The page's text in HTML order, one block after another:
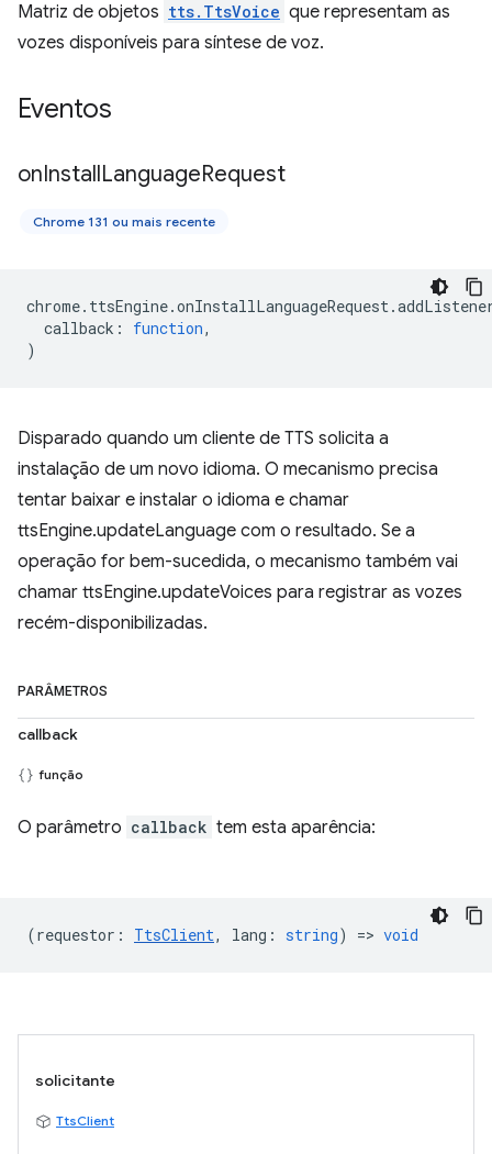
Matriz de objetos tts.TtsVoice que representam as
vozes disponíveis para síntese de voz.
Eventos
onInstallLanguageRequest
Chrome 131 ou mais recente
chrome. ttsEngine.onInstallLanguageRequest.
callback : function,
)
Disparado quando um cliente de TTS solicita a
instalação de um novo idioma. O mecanismo precisa
tentar baixar e instalar o idioma e chamar
ttsEngine.updateLanguage com o resultado. Se a
operação for bem-sucedida, o mecanismo também vai
chamar ttsEngine.updateVoices para registrar as vozes
recém-disponibilizadas.
PARÂMETROS
callback
função
O parâmetro callback tem esta aparência:
(requestor : TtsClient, lang : string) => void
solicitante
TtsClient